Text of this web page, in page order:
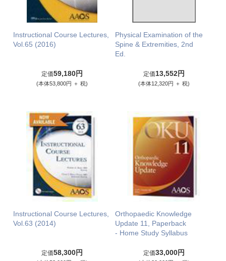
Instructional Course Lectures,
Vol.65 (2016)
定価59,180円
(本体53,800円 ＋ 税)
Physical Examination of the
Spine & Extremities, 2nd
Ed.
定価13,552円
(本体12,320円 ＋ 税)
Instructional Course Lectures,
Vol.63 (2014)
定価58,300円
Orthopaedic Knowledge
Update 11, Paperback
- Home Study Syllabus
定価33,000円